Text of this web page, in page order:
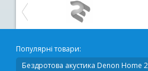
Популярні товари:
Бездротова акустика Denon Home